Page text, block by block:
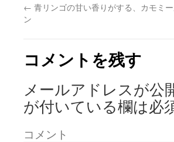
← 青リンゴの甘い香りがする、カモミ
ン
コメントを残す
メールアドレスが公
が付いている欄は必
コメント